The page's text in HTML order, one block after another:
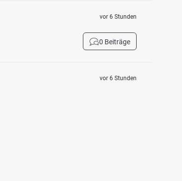
vor 6 Stunden
0 Beiträge
vor 6 Stunden